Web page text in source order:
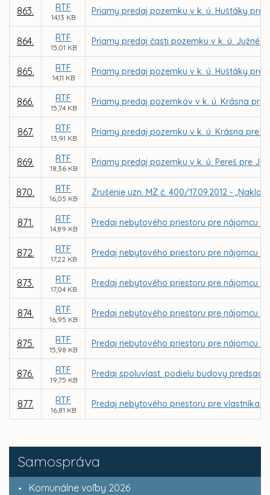
Samospráva
Komunálne voľby 2026
863. RTF
14,13 KB
Priamy predaj pozemku v k. ú. Huštáky pre
864. RTF
15,01 KB
Priamy predaj časti pozemku v k. ú. Južné
865. RTF
14,11 KB
Priamy predaj pozemku v k. ú. Huštáky pre
866. RTF
15,74 KB
Priamy predaj pozemkov v k. ú. Krásna pre
867. RTF
13,91 KB
Priamy predaj pozemku v k. ú. Krásna pre
869. RTF
18,36 KB
Priamy predaj pozemku v k. ú. Pereš pre
870. RTF
16,05 KB
Zrušenie uzn. MZ č. 400/17.09.2012 -
871. RTF
14,89 KB
Predaj nebytového priestoru pre nájomcu
872. RTF
17,22 KB
Predaj nebytového priestoru pre nájomcu
873. RTF
17,04 KB
Predaj nebytového priestoru pre nájomcu
874. RTF
16,95 KB
Predaj nebytového priestoru pre nájomcu
875. RTF
15,98 KB
Predaj nebytového priestoru pre nájomcu
876. RTF
19,75 KB
Predaj spoluvlast. podielu budovy predsad.
877. RTF
16,81 KB
Predaj nebytového priestoru pre vlastníka